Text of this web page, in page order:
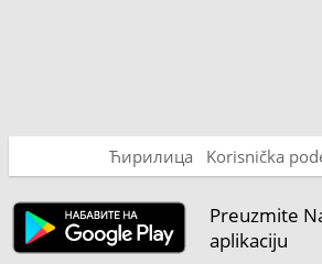
Ћирилица Korisnička
Preuzmite
aplikaciju